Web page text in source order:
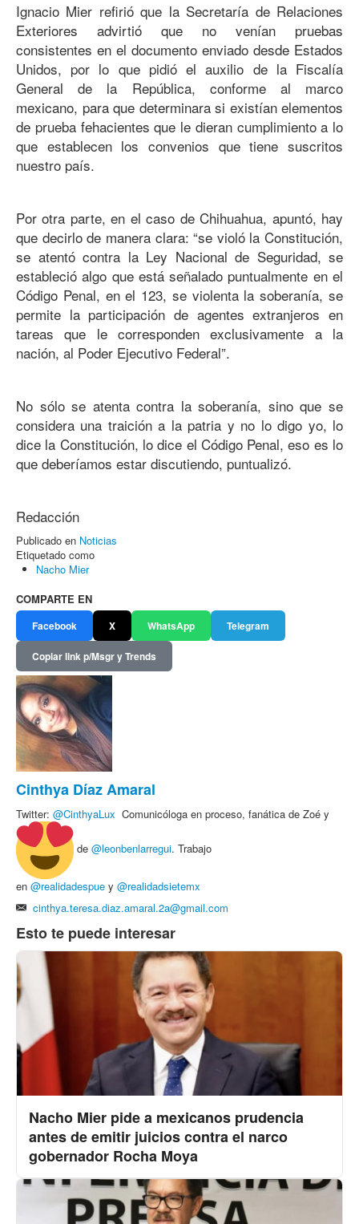
Ignacio Mier refirió que la Secretaría de Relaciones
Exteriores advirtió que no venían pruebas
consistentes en el documento enviado desde Estados
Unidos, por lo que pidió el auxilio de la Fiscalía
General de la República, conforme al marco
mexicano, para que determinara si existían elementos
de prueba fehacientes que le dieran cumplimiento a lo
que establecen los convenios que tiene suscritos
nuestro país.
Por otra parte, en el caso de Chihuahua, apuntó, hay
que decirlo de manera clara: “se violó la Constitución,
se atentó contra la Ley Nacional de Seguridad, se
estableció algo que está señalado puntualmente en el
Código Penal, en el 123, se violenta la soberanía, se
permite la participación de agentes extranjeros en
tareas que le corresponden exclusivamente a la
nación, al Poder Ejecutivo Federal”.
No sólo se atenta contra la soberanía, sino que se
considera una traición a la patria y no lo digo yo, lo
dice la Constitución, lo dice el Código Penal, eso es lo
que deberíamos estar discutiendo, puntualizó.
Redacción
Publicado en Noticias
Etiquetado como
Nacho Mier
COMPARTE EN
Facebook X WhatsApp Telegram
Copiar link p/Msgr y Trends
Cinthya Díaz Amaral
Twitter: @CinthyaLux Comunicóloga en proceso, fanática de Zoé y
de @leonbenlarregui. Trabajo
en @realidadespue y @realidadsietemx
cinthya.teresa.diaz.amaral.2a@gmail.com
Esto te puede interesar
Nacho Mier pide a mexicanos prudencia
antes de emitir juicios contra el narco
gobernador Rocha Moya